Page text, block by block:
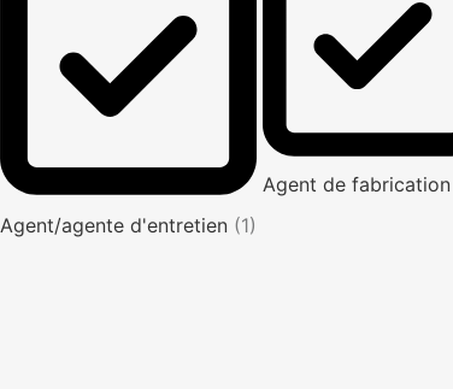
Agent/agente d'entretien (1)
Agent de fabrication